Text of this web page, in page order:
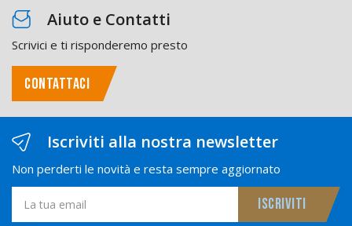
Aiuto e Contatti
Scrivici e ti risponderemo presto
CONTATTACI
Iscriviti alla nostra newsletter
Non perderti le novità e resta sempre aggiornato